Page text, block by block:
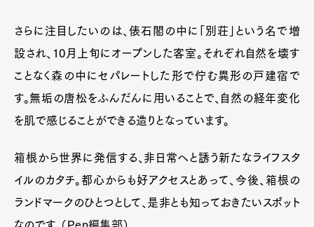
さらに注目したいのは、俵石閣の中に「別荘」という名で増
設され、10月上旬にオープンした客室。それぞれ自然を壊す
ことなく森の中にセパレートした形で佇む異形の戸建宿で
す。無垢の唐松をふんだんに用いることで、自然の経年変化
を肌で感じることができる造りとなっています。
箱根から世界に発信する、非日常へと誘う新たなライフスタ
イルのカタチ。都心からも好アクセスとあって、今後、箱根の
ランドマークのひとつとして、是非とも知っておきたいスポット
なのです。（Pen編集部）